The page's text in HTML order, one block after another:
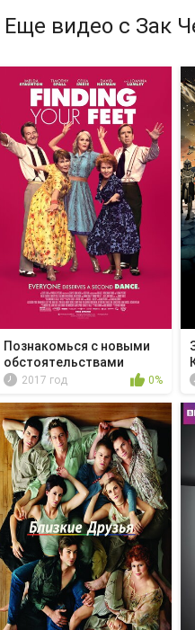
Еще видео с Зак
Познакомься с новыми
обстоятельствами
2017 год 0%